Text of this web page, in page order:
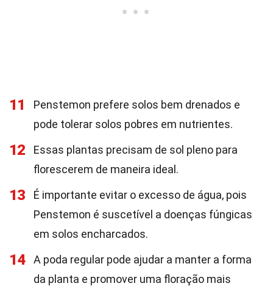
11
Penstemon prefere solos bem drenados e
pode tolerar solos pobres em nutrientes.
12
Essas plantas precisam de sol pleno para
florescerem de maneira ideal.
13
É importante evitar o excesso de água, pois
Penstemon é suscetível a doenças fúngicas
em solos encharcados.
14
A poda regular pode ajudar a manter a forma
da planta e promover uma floração mais